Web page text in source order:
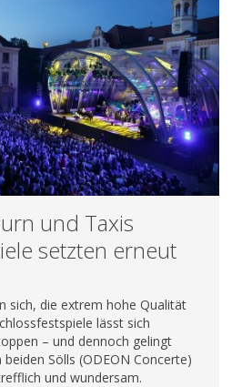
und Taxis
setzten erneut
sich, die extrem hohe Qualität
lässt sich
– und dennoch gelingt
Sölls (ODEON Concerte)
und wundersam.